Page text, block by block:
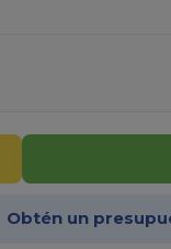
Obtén un